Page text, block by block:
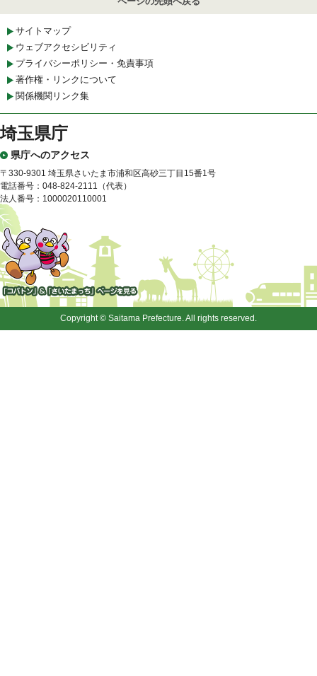
サイトマップ
ウェブアクセシビリティ
プライバシーポリシー・免責事項
著作権・リンクについて
関係機関リンク集
埼玉県庁
県庁へのアクセス
〒330-9301 埼玉県さいたま市浦和区高砂三丁目15番1号
電話番号：048-824-2111（代表）
法人番号：1000020110001
「コバトン」&「さいたまっ
Copyright © Saitama Prefecture. All rights reserved.